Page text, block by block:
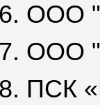
ООО
ООО
ПСК